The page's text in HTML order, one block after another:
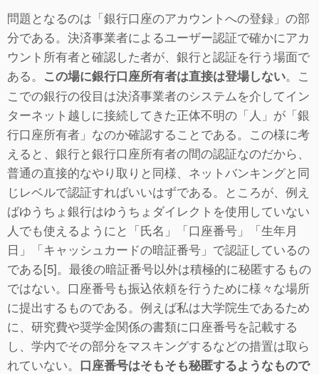
問題となるのは「銀行口座のアカウントへの登録」の部
分である。決済事業者によるユーザー認証で確かにアカ
ウント所有者と確認した者が、銀行と認証を行う場面で
ある。 この場に銀行口座所有者は直接は登場しない。こ
こでの銀行の役目は決済事業者のシステムを介してイン
ターネット越しに接続してきた正体不明の「人」が「銀
行口座所有者」なのか確認することである。この様に考
えると、銀行と銀行口座所有者の間の認証なのだから、
普通の直接的なやり取りと同様、ネットバンキングと同
じレベルで認証すればいいはずである。ところが、例え
ばゆうちょ銀行はゆうちょダイレクトを使用していない
人でも使えるようにと「氏名」「口座番号」「生年月
日」「キャッシュカードの暗証番号」で認証しているの
である[5]。最後の暗証番号以外は積極的に秘匿するもの
ではない。口座番号も振込依頼を行うために様々な場所
に提出するものである。例えば私は大学院生であるため
に、研究費や奨学金関係の書類に口座番号を記載する
し、学内でその部分をマスキングするなどの措置は取ら
れていない。 口座番号はそもそも秘匿するようなもので